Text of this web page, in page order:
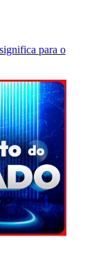
para o